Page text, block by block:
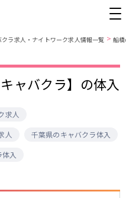
ラ求人・ナイトワーク求人情報一覧 > 船
ャバクラ】の体入
求人
人
千葉県のキャバクラ体入
体入
町
駅
駅
駅